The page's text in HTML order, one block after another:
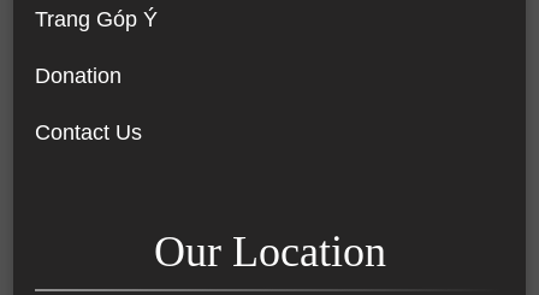
Trang Góp Ý
Donation
Contact Us
Our Location